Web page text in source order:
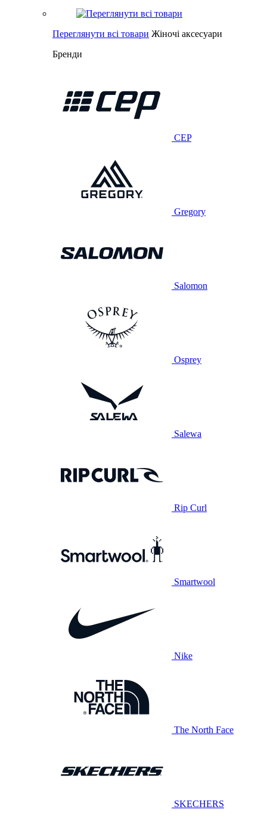
Переглянути всі товари Жіночі аксесуари
Бренди
CEP
Gregory
Salomon
Osprey
Salewa
Rip Curl
Smartwool
Nike
The North Face
SKECHERS